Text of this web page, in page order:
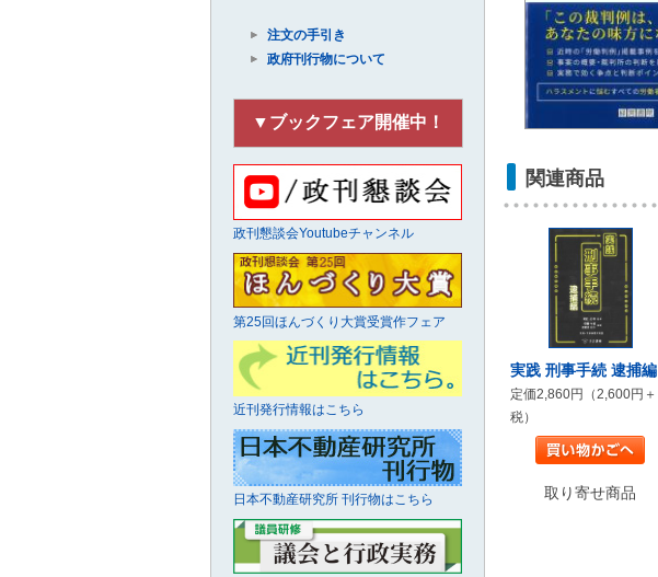
関連商品
実践 刑事手続 逮捕編
定価2,860円（2,600円＋
税）
取り寄せ商品
注文の手引き
政府刊行物について
▼ブックフェア開催中！
政刊懇談会Youtubeチャンネル
第25回ほんづくり大賞受賞作フェア
近刊発行情報はこちら
日本不動産研究所 刊行物はこちら